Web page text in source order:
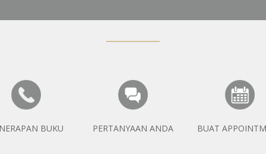
BUKU PERTANYAAN ANDA BUAT